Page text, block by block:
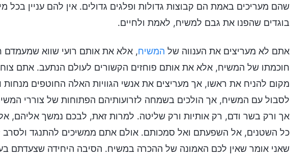
שהם מעריכים באמת הם קבוצות גדולות ופלגים גדולים. אין להם עניין
בוגדים שהפנו את גבם למשיח, לאמת ולחיים.
אתם לא מעריצים את הענווה של המשיח, אלא את אותם רועי שווא שמעמדם
חוכמתו של המשיח, אלא את אותם פוחזים הקשורים לעולם הנתעב. אתם
מקום להניח את ראשו, אך מעריצים את אנשי הגוויות האלה החוטפים מנחות
לסבול עם המשיח, אך הולכים בשמחה לזרועותיהם הפתוחות של צוררי
אך ורק בשר ודם, רק אותיות ורק שליטה. למרות זאת, לבכם נמשך אליהם,
כל השטנים, אל השפעתם ואל סמכותם. אולם אתם ממשיכים להתנגד ולסרב
שאני אומר שאין לכם האמונה של ההכרה במשיח. הסיבה היחידה שצעדתם